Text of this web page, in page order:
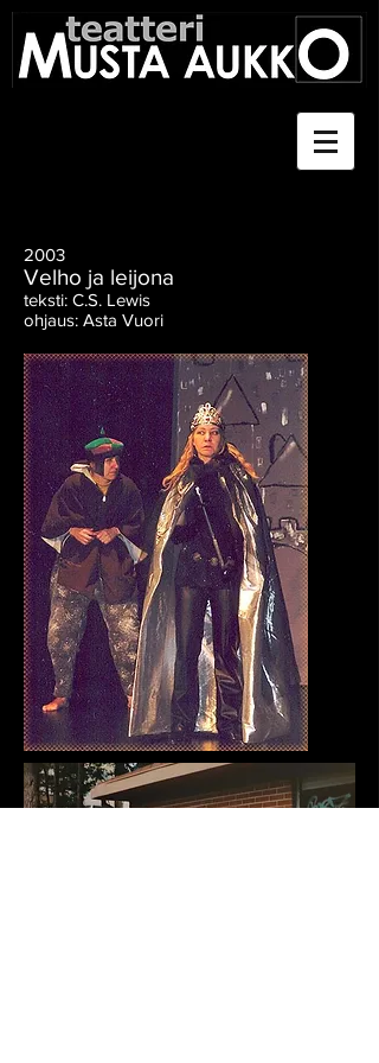
2003
Velho ja leijona
teksti: C.S. Lewis
ohjaus: Asta Vuori